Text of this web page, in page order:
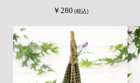
￥280 (税込)